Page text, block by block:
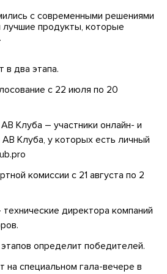
с современными решениями
лучшие продукты, которые
в два этапа.
с 22 июля по 20
Клуба – участники онлайн- и
Клуба, у которых есть личный
комиссии с 21 августа по 2
директора компаний
определит победителей.
на специальном гала-вечере в